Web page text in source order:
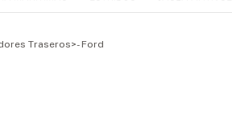
Traseros>- Ford